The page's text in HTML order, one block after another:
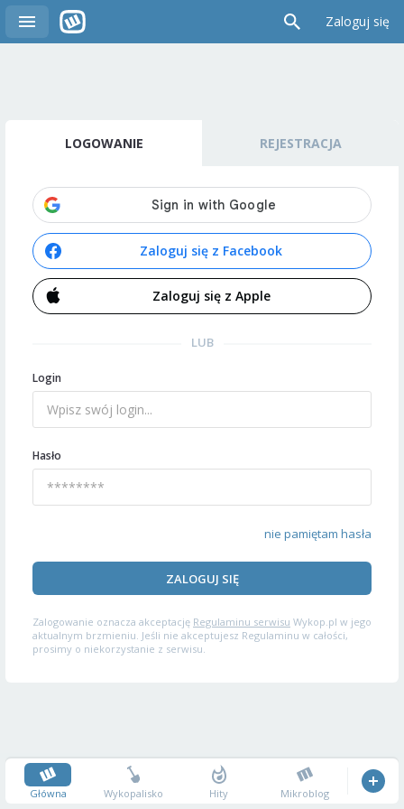
Zaloguj się
LOGOWANIE REJESTRACJA
Zaloguj się z Facebook
Zaloguj się z Apple
LUB
Login
Hasło
nie pamiętam hasła
ZALOGUJ SIĘ
Zalogowanie oznacza akceptację Regulaminu serwisu Wykop.pl w jego
aktualnym brzmieniu. Jeśli nie akceptujesz Regulaminu w całości,
prosimy o niekorzystanie z serwisu.
Główna Wykopalisko Hity Mikroblog